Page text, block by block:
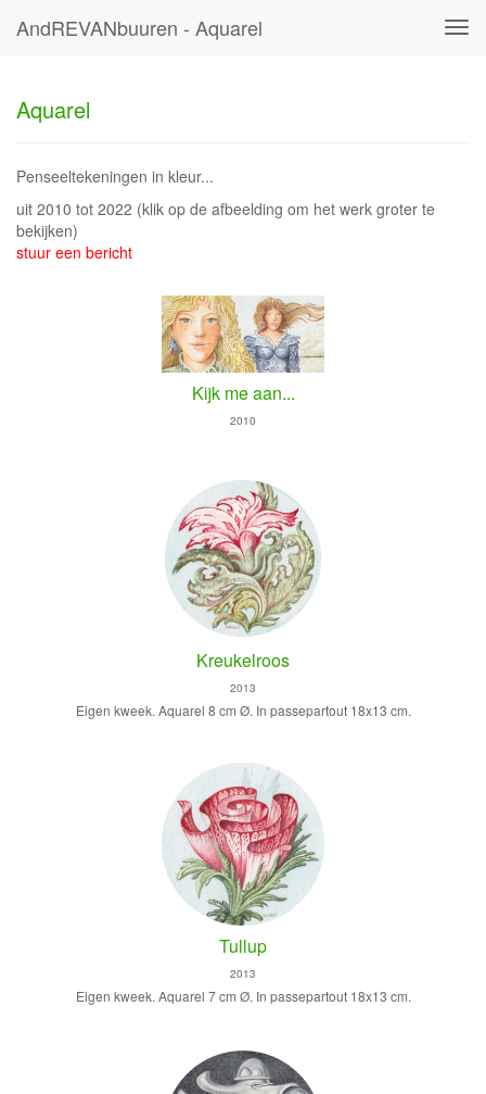
AndREVANbuuren - Aquarel
Aquarel
Penseeltekeningen in kleur...
uit 2010 tot 2022 (klik op de afbeelding om het werk groter te
bekijken)
stuur een bericht
Kijk me aan...
2010
Kreukelroos
2013
Eigen kweek. Aquarel 8 cm Ø. In passepartout 18x13 cm.
Tullup
2013
Eigen kweek. Aquarel 7 cm Ø. In passepartout 18x13 cm.